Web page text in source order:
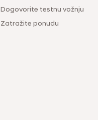
Dogovorite testnu vožnju
Zatražite ponudu